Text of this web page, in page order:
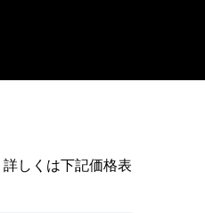
しくは下記価格表